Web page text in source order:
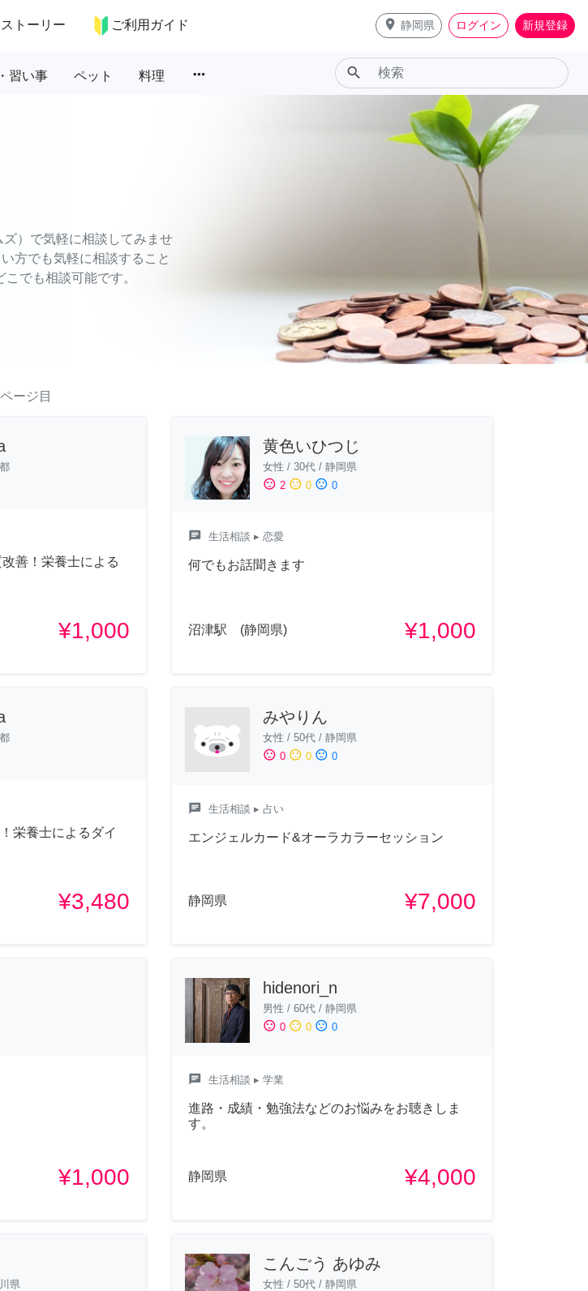
ストーリー ご利用ガイド place 静岡県 ログイン 新規登録
習い事 ペット 料理 more_horiz search
）で気軽に相談してみませ
方でも気軽に相談すること
でも相談可能です。
ージ目
善！栄養士による
¥1,000
黄色いひつじ
女性 / 30代/ 静岡県
sentiment_satisfied 2 sentiment_neutral 0 sentiment_dissatisfied 0
chat 生活相談 ▸ 恋愛
何でもお話聞きます
沼津駅 (静岡県) ¥1,000
栄養士によるダイ
¥3,480
みやりん
女性 / 50代/ 静岡県
sentiment_satisfied 0 sentiment_neutral 0 sentiment_dissatisfied 0
chat 生活相談 ▸ 占い
エンジェルカード&オーラカラーセッション
静岡県 ¥7,000
¥1,000
hidenori_n
男性 / 60代/ 静岡県
sentiment_satisfied 0 sentiment_neutral 0 sentiment_dissatisfied 0
chat 生活相談 ▸ 学業
進路・成績・勉強法などのお悩みをお聴きしま
す。
静岡県 ¥4,000
県
こんごう あゆみ
女性 / 50代/ 静岡県